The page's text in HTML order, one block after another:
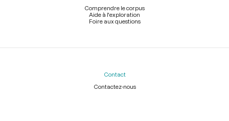
Comprendre le corpus
Aide à l'exploration
Foire aux questions
Contact
Contactez-nous